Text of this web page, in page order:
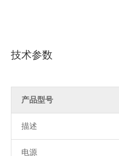
技术参数
产品型号
描述
电源